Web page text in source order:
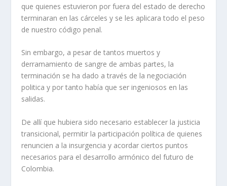
que quienes estuvieron por fuera del estado de derecho
terminaran en las cárceles y se les aplicara todo el peso
de nuestro código penal.
Sin embargo, a pesar de tantos muertos y
derramamiento de sangre de ambas partes, la
terminación se ha dado a través de la negociación
politica y por tanto había que ser ingeniosos en las
salidas.
De allí que hubiera sido necesario establecer la justicia
transicional, permitir la participación política de quienes
renuncien a la insurgencia y acordar ciertos puntos
necesarios para el desarrollo armónico del futuro de
Colombia.